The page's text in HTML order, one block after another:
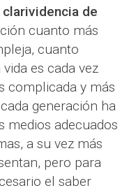
de
cuanto más
cuanto
es cada vez
complicada y más
generación ha
medios adecuados
a su vez más
pero para
el saber